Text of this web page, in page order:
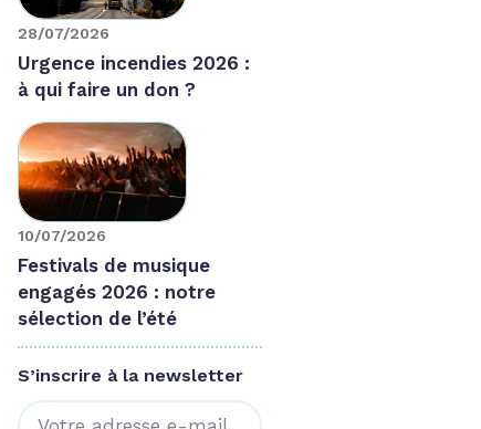
28/07/2026
Urgence incendies 2026 :
à qui faire un don ?
10/07/2026
Festivals de musique
engagés 2026 : notre
sélection de l’été
S’inscrire à la newsletter